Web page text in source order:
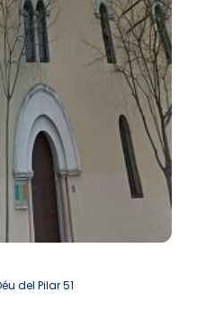
del Pilar 51